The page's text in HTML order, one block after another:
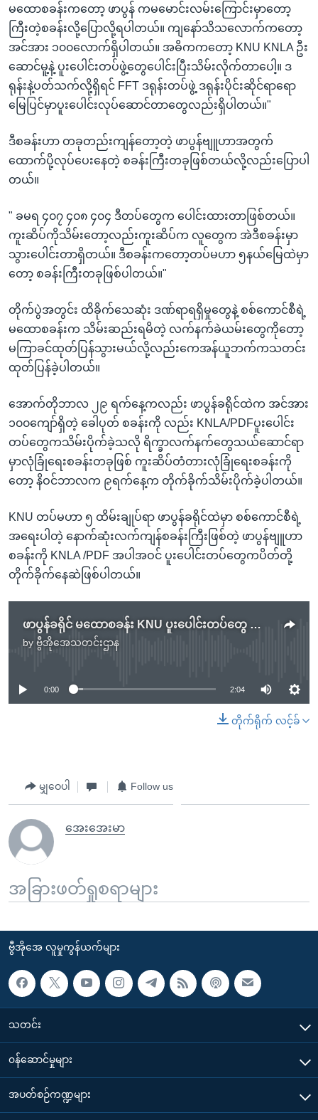
မထောစခန်းကတော့ ဖာပွန် ကမမောင်းလမ်းကြောင်းမှာတော့
ကြီးတဲ့စခန်းလို့ပြောလို့ရပါတယ်။ ကျနော်သိသလောက်ကတော့
အင်အား ၁၀၀လောက်ရှိပါတယ်။ အဓိကကတော့ KNU KNLA ဦး
ဆောင်မူ့နဲ့ ပူးပေါင်းတပ်ဖွဲ့တွေပေါင်းပြီးသိမ်းလိုက်တာပေါ့။ ဒ
ရုန်းနဲ့ပတ်သက်လို့ရှိရင် FFT ဒရုန်းတပ်ဖွဲ့ ဒရုန်းပိုင်းဆိုင်ရာရော
မြေပြင်မှာပူးပေါင်းလုပ်ဆောင်တာတွေလည်းရှိပါတယ်။"
ဒီစခန်းဟာ တခုတည်းကျန်တော့တဲ့ ဖာပွန်ဗျူဟာအတွက်
ထောက်ပို့လုပ်ပေးနေတဲ့ စခန်းကြီးတခုဖြစ်တယ်လို့လည်းပြောပါ
တယ်။
" ခမရ ၄၀၇ ၄၀၈ ၄၀၄ ဒီတပ်တွေက ပေါင်းထားတာဖြစ်တယ်။
ကူးဆိပ်ကိုသိမ်းတော့လည်းကူးဆိပ်က လူတွေက အဲဒီစခန်းမှာ
သွားပေါင်းတာရှိတယ်။ ဒီစခန်းကတော့တပ်မဟာ ၅နယ်မြေထဲမှာ
တော့ စခန်းကြီးတခုဖြစ်ပါတယ်။"
တိုက်ပွဲအတွင်း ထိခိုက်သေဆုံး ဒဏ်ရာရရှိမှုတွေနဲ့ စစ်ကောင်စီရဲ့
မထောစခန်းက သိမ်းဆည်းရမိတဲ့ လက်နက်ခဲယမ်းတွေကိုတော့
မကြာခင်ထုတ်ပြန်သွားမယ်လို့လည်းကေအန်ယူဘက်ကသတင်း
ထုတ်ပြန်ခဲ့ပါတယ်။
အောက်တိုဘာလ ၂၉ ရက်နေ့ကလည်း ဖာပွန်ခရိုင်ထဲက အင်အား
၁၀၀ကျော်ရှိတဲ့ ခေါပုတ် စခန်းကို လည်း KNLA/PDFပူးပေါင်း
တပ်တွေကသိမ်းပိုက်ခဲ့သလို ရိက္ခာလက်နက်တွေသယ်ဆောင်ရာ
မှာလုံခြုံရေးစခန်းတခုဖြစ် ကူးဆိပ်တံတားလုံခြုံရေးစခန်းကို
တော့ နိဝင်ဘာလက ၉ရက်နေ့က တိုက်ခိုက်သိမ်းပိုက်ခဲ့ပါတယ်။
KNU တပ်မဟာ ၅ ထိမ်းချုပ်ရာ ဖာပွန်ခရိုင်ထဲမှာ စစ်ကောင်စီရဲ့
အရေးပါတဲ့ နောက်ဆုံးလက်ကျန်စခန်းကြီးဖြစ်တဲ့ ဖာပွန်ဗျူဟာ
စခန်းကို KNLA /PDF အပါအဝင် ပူးပေါင်းတပ်တွေကပိတ်တို့
တိုက်ခိုက်နေဆဲဖြစ်ပါတယ်။
ဖာပွန်ခရိုင် မထောစခန်း KNU ပူးပေါင်းတပ်တွေ သိမ်းယူ
by ဗွီအိုအေသတင်းဌာန
No media source currently available
0:00 2:04
တိုက်ရိုက် လင့်ခ်
မျှဝေပါ Follow us
အေးအေးမာ
အခြားဖတ်ရှုစရာများ
ဗွီအိုအေ လူမှုကွန်ယက်များ
သတင်း
၀န်ဆောင်မှုများ
အပတ်စဉ်ကဏ္ဍများ